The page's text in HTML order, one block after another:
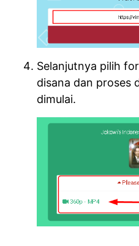
Selanjutnya pilih
disana dan proses
dimulai.